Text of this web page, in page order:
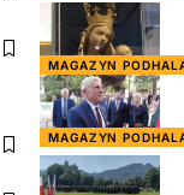
MAGAZYN
MAGAZYN